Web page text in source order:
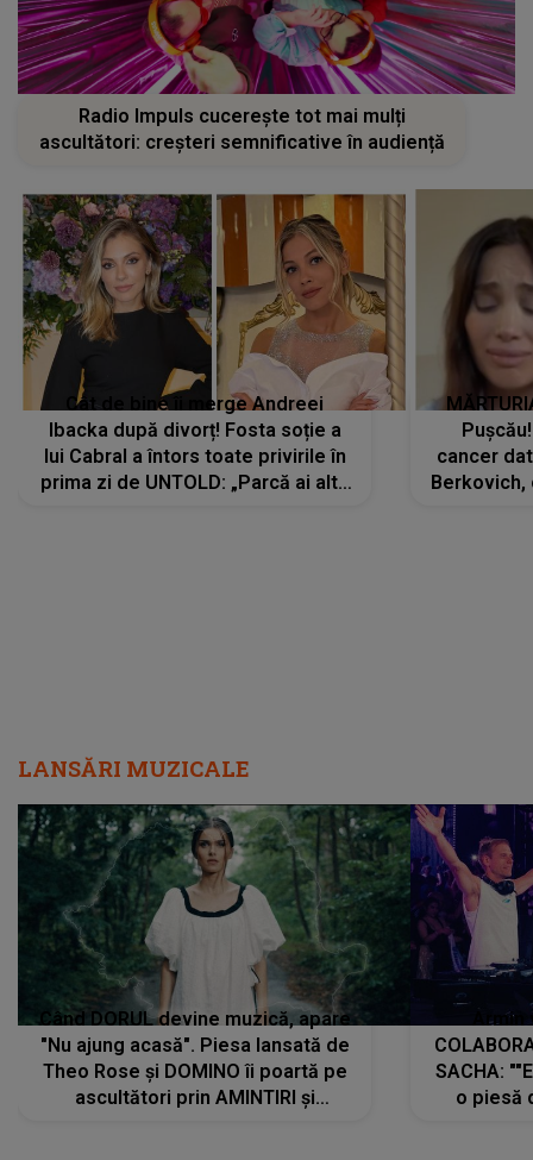
Radio Impuls cucerește tot mai mulți
ascultători: creșteri semnificative în audiență
Cât de bine îi merge Andreei
Ibacka după divorț! Fosta soție a
lui Cabral a întors toate privirile în
prima zi de UNTOLD: „Parcă ai altă
cancer
Berkovich,
LANSĂRI MUZICALE
Când DORUL devine muzică, apare
"Nu ajung acasă". Piesa lansată de
Theo Rose și DOMINO îi poartă pe
ascultători prin AMINTIRI și
SACHA:
o piesă